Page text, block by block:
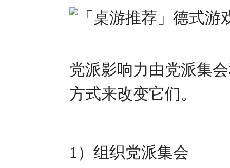
党派影响力由党派集
方式来改变它们。
1）组织党派集会